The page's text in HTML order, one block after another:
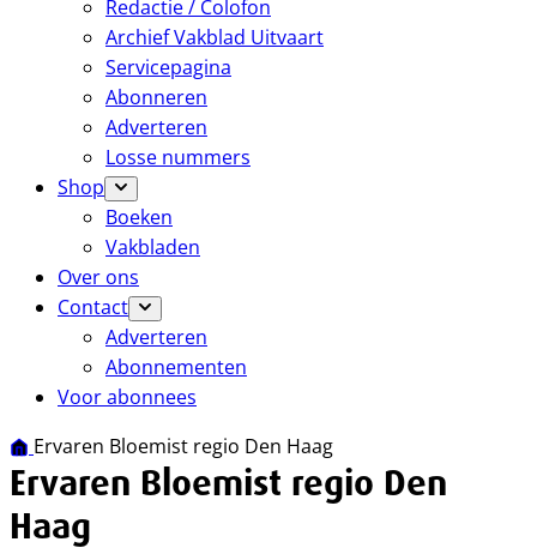
Redactie / Colofon
Archief Vakblad Uitvaart
Servicepagina
Abonneren
Adverteren
Losse nummers
Shop
Boeken
Vakbladen
Over ons
Contact
Adverteren
Abonnementen
Voor abonnees
Ervaren Bloemist regio Den Haag
Ervaren Bloemist regio Den
Haag